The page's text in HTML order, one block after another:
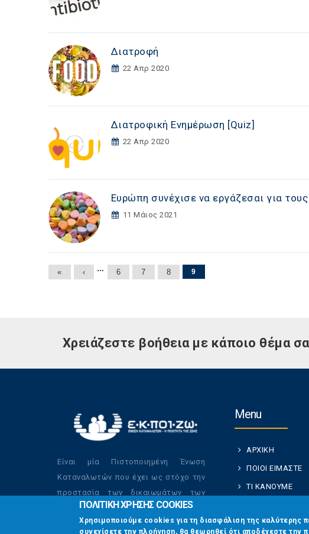
Διατροφή
22 Απρ 2020
Διατροφική Ενημέρωση [Quiz]
22 Απρ 2020
Ευρώπη συνέχισε να εργάζεσαι για
11 Μάιος 2021
Σελίδες
« ‹ … 6 7 8 9
Χρειάζεστε βοήθεια με κάποιο θέμα
Είναι μία Πιστοποιημένη Ένωση
Καταναλωτών που έχει ως στόχο την
προστασία των δικαιωμάτων των
καταναλωτών και την βελτίωση της
ποιότητας της ζωής τους.
Menu
ΑΡΧΙΚΗ
ΠΟΙΟΙ ΕΙΜΑΣΤΕ
ΤΙ ΚΑΝΟΥΜΕ
ΟΙ ΔΡΑΣΕΙΣ ΜΑΣ
ΠΟΛΙΤΙΚΗ ΧΡΗΣΗΣ COOKIES
Χρησιμοποιούμε cookies για τη διασφάλιση της καλύτερης
συνεχίσετε την πλοήγηση, θα θεωρηθεί ότι αποδέχεστε την